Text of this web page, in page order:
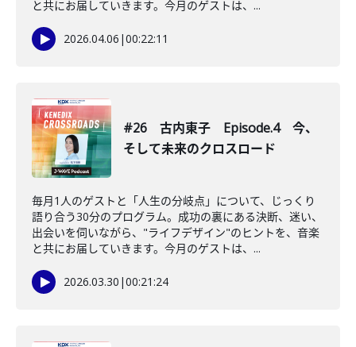
と共にお届していきます。今月のゲストは、...
2026.04.06 |00:22:11
#26 古内東子 Episode.4 今、
そして未来のクロスロード
毎月1人のゲストと「人生の分岐点」について、じっくり
語り合う30分のプログラム。成功の裏にある決断、迷い、
出会いを伺いながら、"ライフデザイン"のヒントを、音楽
と共にお届していきます。今月のゲストは、...
2026.03.30 |00:21:24